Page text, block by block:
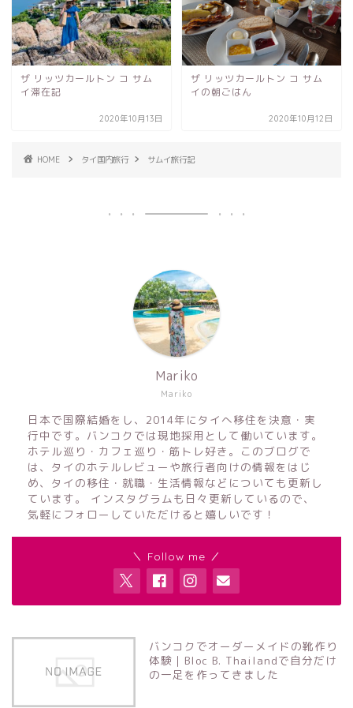
ザ リッツカールトン コ サム
イ滞在記
2020年10月13日
ザ リッツカールトン コ サム
イの朝ごはん
2020年10月12日
HOME タイ国内旅行 サムイ旅行記
Mariko
Mariko
日本で国際結婚をし、2014年にタイへ移住を決意・実
行中です。バンコクでは現地採用として働いています。
ホテル巡り・カフェ巡り・筋トレ好き。このブログで
は、タイのホテルレビューや旅行者向けの情報をはじ
め、タイの移住・就職・生活情報などについても更新し
ています。 インスタグラムも日々更新しているので、
気軽にフォローしていただけると嬉しいです！
＼ Follow me ／
バンコクでオーダーメイドの靴作り
体験｜Bloc B. Thailandで自分だけ
の一足を作ってきました